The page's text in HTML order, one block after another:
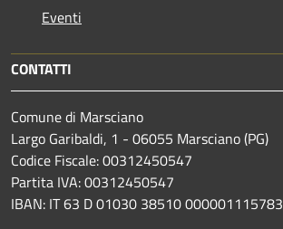
Eventi
CONTATTI
Comune di Marsciano
Largo Garibaldi, 1 - 06055 Marsciano (PG)
Codice Fiscale: 00312450547
Partita IVA: 00312450547
IBAN: IT 63 D 01030 38510 000001115783